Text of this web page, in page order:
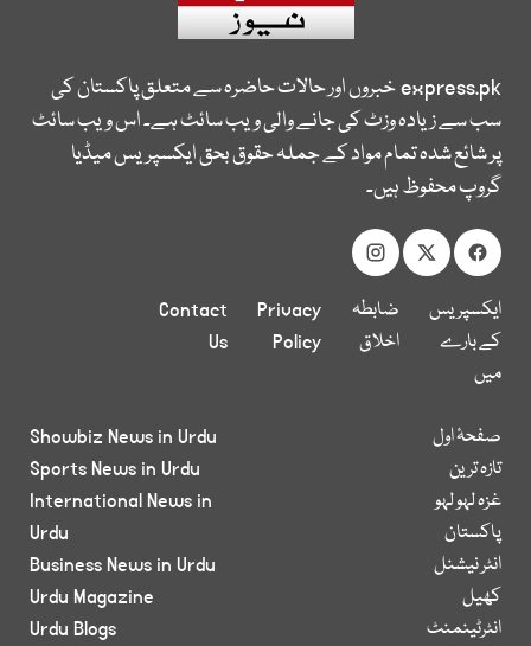
express.pkخبروں اور حالات حاضرہ سے متعلق پاکستان کی
سب سے زیادہ وزٹ کی جانے والی ویب سائٹ ہے۔ اس ویب سائٹ
پر شائع شدہ تمام مواد کے جملہ حقوق بحق ایکسپریس میڈیا
گروپ محفوظ ہیں۔
ایکسپریس
کے بارے
میں
ضابطہ
اخلاق
Privacy
Policy
Contact
Us
صفحۂ اول
تازہ ترین
غزہ لہو لہو
پاکستان
انٹر نیشنل
کھیل
انٹرٹینمنٹ
Showbiz News in Urdu
Sports News in Urdu
International News in
Urdu
Business News in Urdu
Urdu Magazine
Urdu Blogs